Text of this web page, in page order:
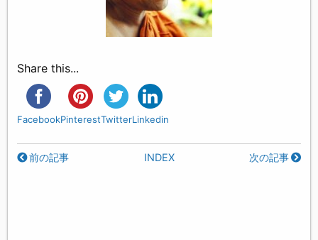
Share this...
FacebookPinterestTwitterLinkedin
前の記事 INDEX 次の記事